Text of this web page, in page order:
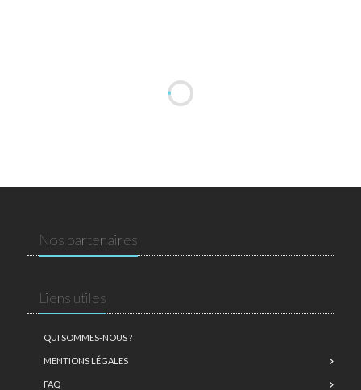
Nos partenaires
Liens utiles
QUI SOMMES-NOUS ?
MENTIONS LÉGALES
FAQ